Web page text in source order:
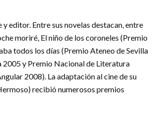
editor. Entre sus novelas destacan, entre
moriré, El niño de los coroneles (Premio
todos los días (Premio Ateneo de Sevilla
2005 y Premio Nacional de Literatura
2008). La adaptación al cine de su
recibió numerosos premios